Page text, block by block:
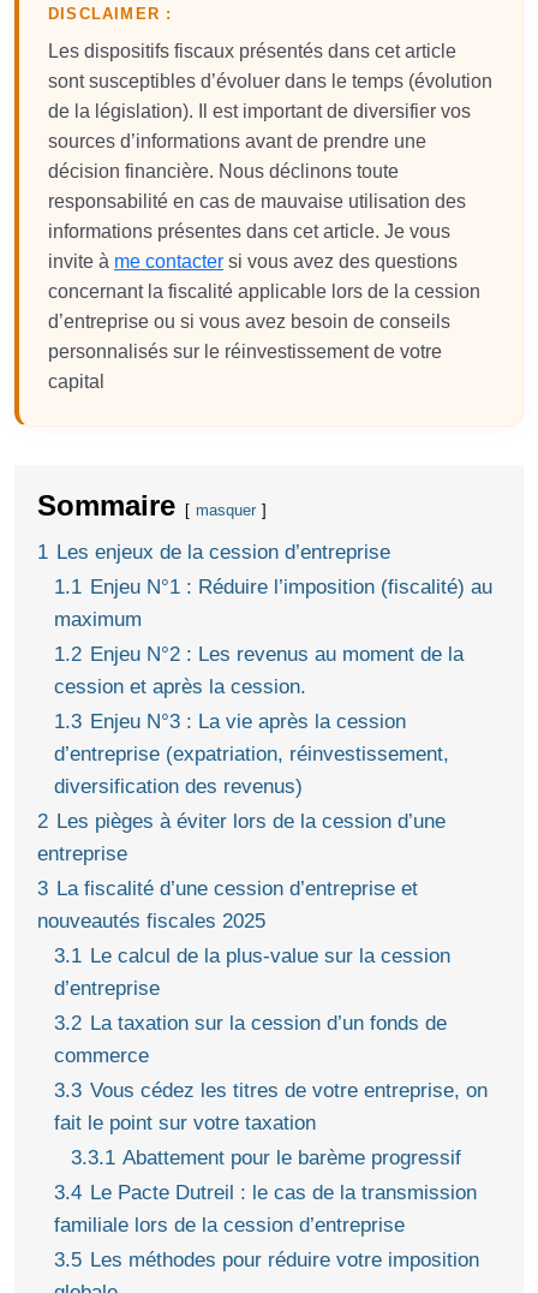
DISCLAIMER :
Les dispositifs fiscaux présentés dans cet article
sont susceptibles d’évoluer dans le temps (évolution
de la législation). Il est important de diversifier vos
sources d’informations avant de prendre une
décision financière. Nous déclinons toute
responsabilité en cas de mauvaise utilisation des
informations présentes dans cet article. Je vous
invite à me contacter si vous avez des questions
concernant la fiscalité applicable lors de la cession
d’entreprise ou si vous avez besoin de conseils
personnalisés sur le réinvestissement de votre
capital
Sommaire masquer
1 Les enjeux de la cession d’entreprise
1.1 Enjeu N°1 : Réduire l’imposition (fiscalité) au
maximum
1.2 Enjeu N°2 : Les revenus au moment de la
cession et après la cession.
1.3 Enjeu N°3 : La vie après la cession
d’entreprise (expatriation, réinvestissement,
diversification des revenus)
2 Les pièges à éviter lors de la cession d’une
entreprise
3 La fiscalité d’une cession d’entreprise et
nouveautés fiscales 2025
3.1 Le calcul de la plus-value sur la cession
d’entreprise
3.2 La taxation sur la cession d’un fonds de
commerce
3.3 Vous cédez les titres de votre entreprise, on
fait le point sur votre taxation
3.3.1 Abattement pour le barème progressif
3.4 Le Pacte Dutreil : le cas de la transmission
familiale lors de la cession d’entreprise
3.5 Les méthodes pour réduire votre imposition